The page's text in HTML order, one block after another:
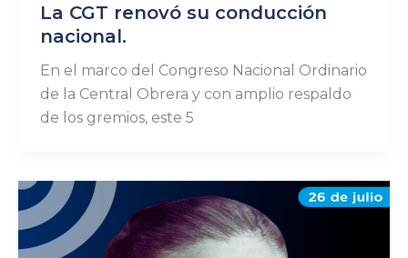
La CGT renovó su conducción
nacional.
En el marco del Congreso Nacional Ordinario
de la Central Obrera y con amplio respaldo
de los gremios, este 5